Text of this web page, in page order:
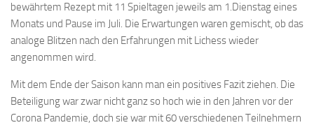
Sommerturnier
Bonner Schnellschachturniere
2. Mannschaft
bewährtem Rezept mit 11 Spieltagen jeweils am 1.Dienstag eines
Monats und Pause im Juli. Die Erwartungen waren gemischt, ob das
analoge Blitzen nach den Erfahrungen mit Lichess wieder
angenommen wird.
Mit dem Ende der Saison kann man ein positives Fazit ziehen. Die
Beteiligung war zwar nicht ganz so hoch wie in den Jahren vor der
Corona Pandemie, doch sie war mit 60 verschiedenen Teilnehmern